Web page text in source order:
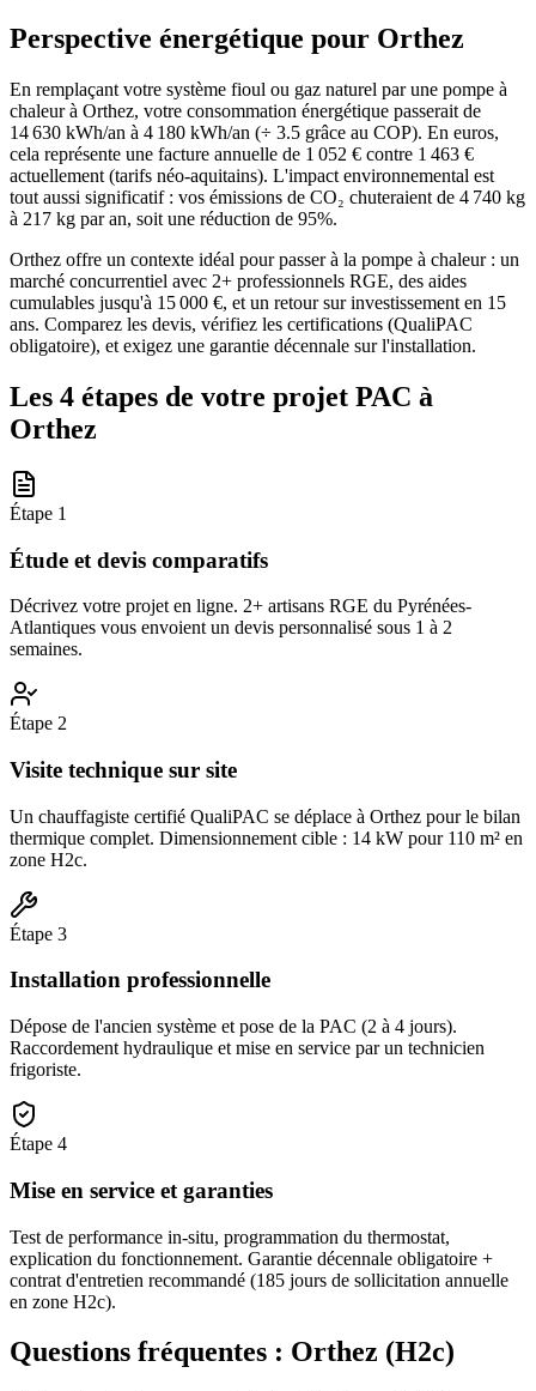
Perspective énergétique pour Orthez
En remplaçant votre système fioul ou gaz naturel par une pompe à
chaleur à Orthez, votre consommation énergétique passerait de
14 630 kWh/an à 4 180 kWh/an (÷ 3.5 grâce au COP). En euros,
cela représente une facture annuelle de 1 052 € contre 1 463 €
actuellement (tarifs néo-aquitains). L'impact environnemental est
tout aussi significatif : vos émissions de CO₂ chuteraient de 4 740 kg
à 217 kg par an, soit une réduction de 95%.
Orthez offre un contexte idéal pour passer à la pompe à chaleur : un
marché concurrentiel avec 2+ professionnels RGE, des aides
cumulables jusqu'à 15 000 €, et un retour sur investissement en 15
ans. Comparez les devis, vérifiez les certifications (QualiPAC
obligatoire), et exigez une garantie décennale sur l'installation.
Les 4 étapes de votre projet PAC à
Orthez
Étape 1
Étude et devis comparatifs
Décrivez votre projet en ligne. 2+ artisans RGE du Pyrénées-
Atlantiques vous envoient un devis personnalisé sous 1 à 2
semaines.
Étape 2
Visite technique sur site
Un chauffagiste certifié QualiPAC se déplace à Orthez pour le bilan
thermique complet. Dimensionnement cible : 14 kW pour 110 m² en
zone H2c.
Étape 3
Installation professionnelle
Dépose de l'ancien système et pose de la PAC (2 à 4 jours).
Raccordement hydraulique et mise en service par un technicien
frigoriste.
Étape 4
Mise en service et garanties
Test de performance in-situ, programmation du thermostat,
explication du fonctionnement. Garantie décennale obligatoire +
contrat d'entretien recommandé (185 jours de sollicitation annuelle
en zone H2c).
Questions fréquentes : Orthez (H2c)